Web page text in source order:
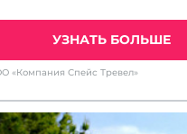
УЗНАТЬ БОЛЬШЕ
«Компания Спейс Тревел»